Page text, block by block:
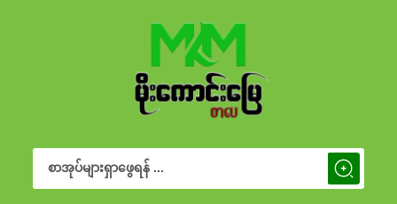
Search
for:
Search Button